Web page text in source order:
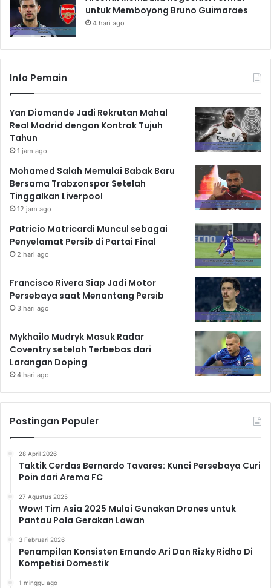
untuk Memboyong Bruno Guimaraes
4 hari ago
Info Pemain
Yan Diomande Jadi Rekrutan Mahal
Real Madrid dengan Kontrak Tujuh
Tahun
1 jam ago
Mohamed Salah Memulai Babak Baru
Bersama Trabzonspor Setelah
Tinggalkan Liverpool
12 jam ago
Patricio Matricardi Muncul sebagai
Penyelamat Persib di Partai Final
2 hari ago
Francisco Rivera Siap Jadi Motor
Persebaya saat Menantang Persib
3 hari ago
Mykhailo Mudryk Masuk Radar
Coventry setelah Terbebas dari
Larangan Doping
4 hari ago
Postingan Populer
28 April 2026
Taktik Cerdas Bernardo Tavares: Kunci Persebaya Curi
Poin dari Arema FC
27 Agustus 2025
Wow! Tim Asia 2025 Mulai Gunakan Drones untuk
Pantau Pola Gerakan Lawan
3 Februari 2026
Penampilan Konsisten Ernando Ari Dan Rizky Ridho Di
Kompetisi Domestik
1 minggu ago